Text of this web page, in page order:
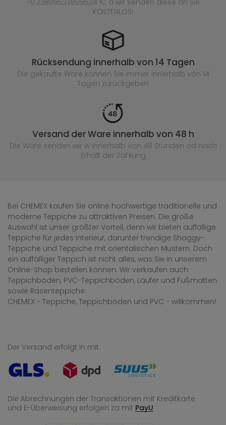
-0.23809523809524 €, a wir senden diese an Sie
KOSTENLOS!
Rücksendung innerhalb von 14 Tagen
Die gekaufte Ware können Sie immer innerhalb von 14
Tagen zurückgeben
Versand der Ware innerhalb von 48 h
Die Ware senden wir w innerhalb von 48 Stunden od nach
Erhalt der Zahlung
Bei CHEMEX kaufen Sie online hochwertige traditionelle und
moderne Teppiche zu attraktiven Preisen. Die große
Auswahl ist unser größter Vorteil, denn wir bieten auffällige
Teppiche für jedes Interieur, darunter trendige Shaggy-
Teppiche und Teppiche mit orientalischen Mustern. Doch
ein auffälliger Teppich ist nicht alles, was Sie in unserem
Online-Shop bestellen können. Wir verkaufen auch
Teppichböden, PVC-Teppichböden, Läufer und Fußmatten
sowie Rasenteppiche.
CHEMEX - Teppiche, Teppichböden und PVC - willkommen!
Der Versand erfolgt in mit:
Die Abrechnungen der Transaktionen mit Kreditkarte
und E-Überweisung erfolgen za mit PayU